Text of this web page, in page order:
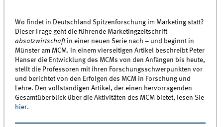
Wo findet in Deutschland Spitzenforschung im Marketing statt?
Dieser Frage geht die führende Marketingzeitschrift
absatzwirtschaftin einer neuen Serie nach – und beginnt in
Münster am MCM. In einem vierseitigen Artikel beschreibt Peter
Hanser die Entwicklung des MCMs von den Anfängen bis heute,
stellt die Professoren mit ihren Forschungsschwerpunkten vor
und berichtet von den Erfolgen des MCM in Forschung und
Lehre. Den vollständigen Artikel, der einen hervorragenden
Gesamtüberblick über die Aktivitäten des MCM bietet, lesen Sie
hier.